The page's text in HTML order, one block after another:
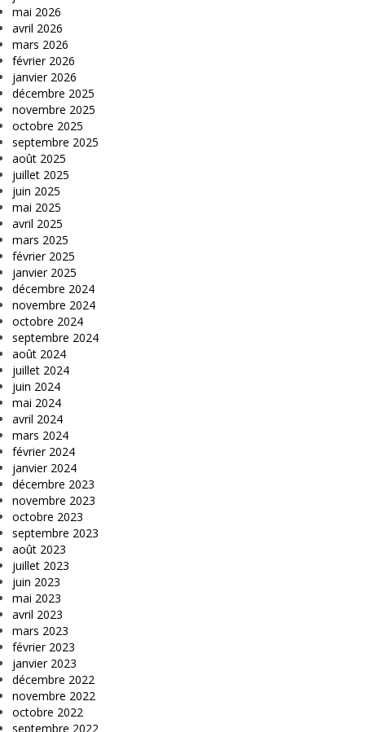
mai 2026
avril 2026
mars 2026
février 2026
janvier 2026
décembre 2025
novembre 2025
octobre 2025
septembre 2025
août 2025
juillet 2025
juin 2025
mai 2025
avril 2025
mars 2025
février 2025
janvier 2025
décembre 2024
novembre 2024
octobre 2024
septembre 2024
août 2024
juillet 2024
juin 2024
mai 2024
avril 2024
mars 2024
février 2024
janvier 2024
décembre 2023
novembre 2023
octobre 2023
septembre 2023
août 2023
juillet 2023
juin 2023
mai 2023
avril 2023
mars 2023
février 2023
janvier 2023
décembre 2022
novembre 2022
octobre 2022
septembre 2022